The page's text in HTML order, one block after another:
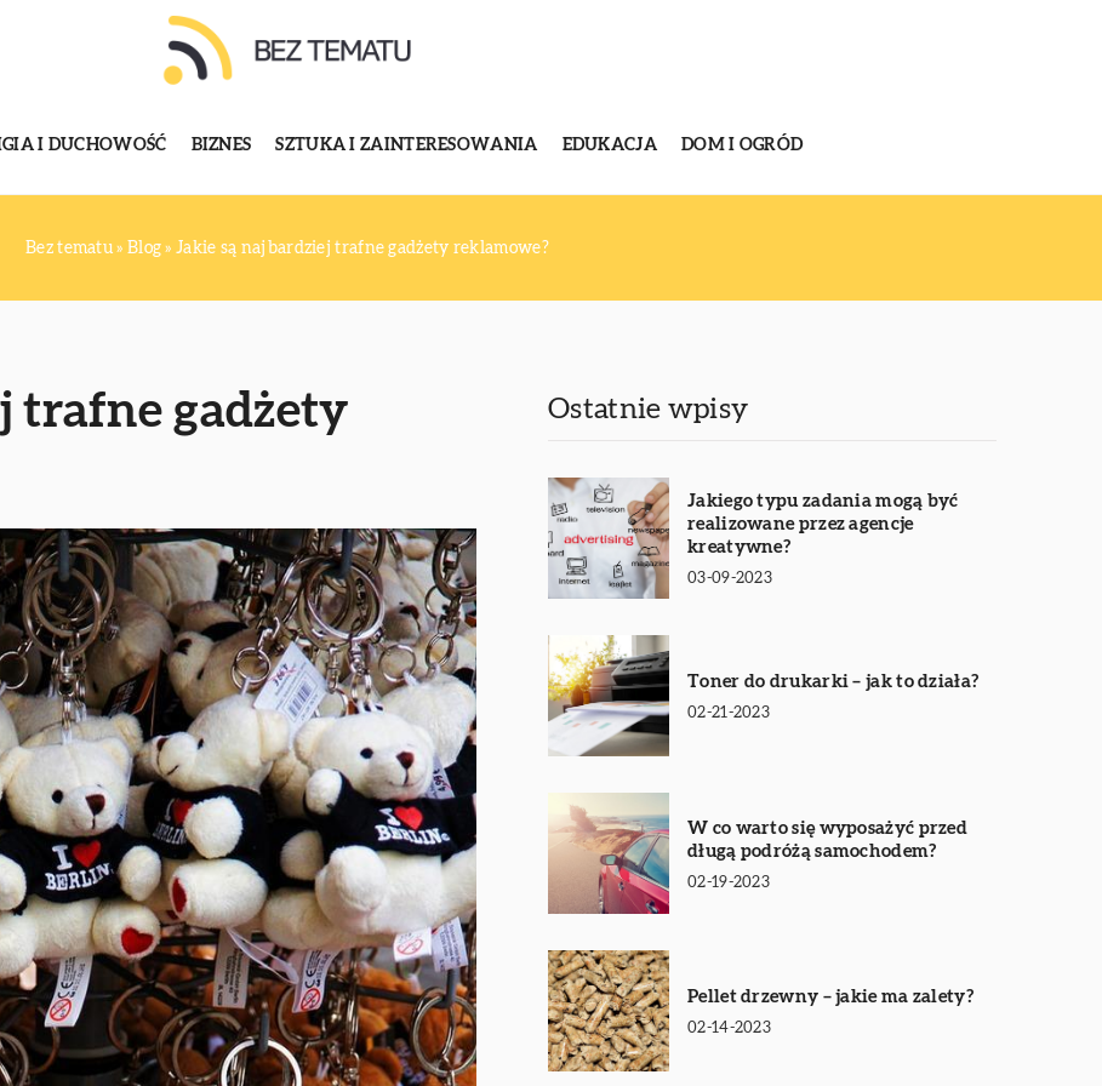
I DUCHOWOŚĆ BIZNES SZTUKA I ZAINTERESOWANIA EDUKACJA DOM I OGRÓD
Bez tematu » Blog »Jakie są najbardziej trafne gadżety reklamowe?
trafne gadżety
Ostatnie wpisy
Jakiego typu zadania mogą być
realizowane przez agencje
kreatywne?
03-09-2023
Toner do drukarki – jak to działa?
02-21-2023
W co warto się wyposażyć przed
długą podróżą samochodem?
02-19-2023
Pellet drzewny – jakie ma zalety?
02-14-2023